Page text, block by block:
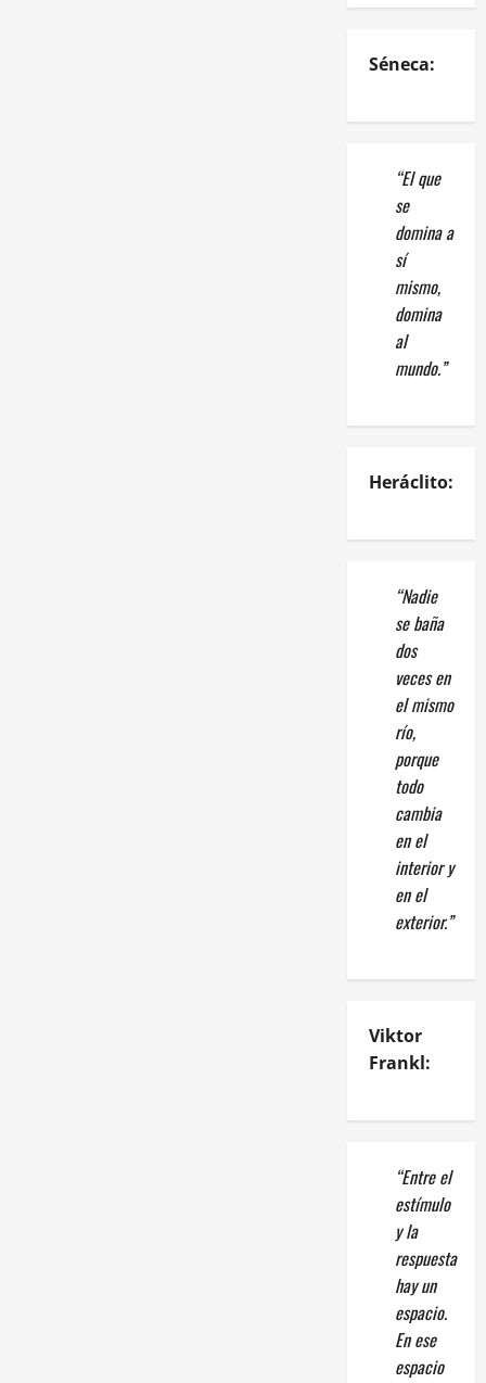
Séneca:
“El que
se
domina a
sí
mismo,
domina
al
mundo.”
Heráclito:
“Nadie
se baña
dos
veces en
el mismo
río,
porque
todo
cambia
en el
interior y
en el
exterior.”
Viktor
Frankl:
“Entre el
estímulo
y la
respuesta
hay un
espacio.
En ese
espacio